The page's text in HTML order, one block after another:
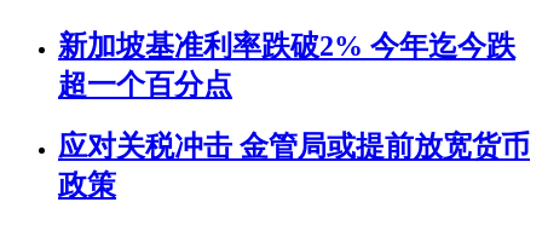
新加坡基准利率跌破2% 今年迄今跌
超一个百分点
应对关税冲击 金管局或提前放宽货币
政策